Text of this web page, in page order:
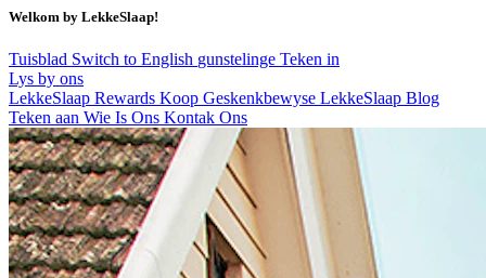
Welkom by LekkeSlaap!
Tuisblad Switch to English gunstelinge Teken in
Lys by ons
LekkeSlaap Rewards Koop Geskenkbewyse LekkeSlaap Blog
Teken aan Wie Is Ons Kontak Ons